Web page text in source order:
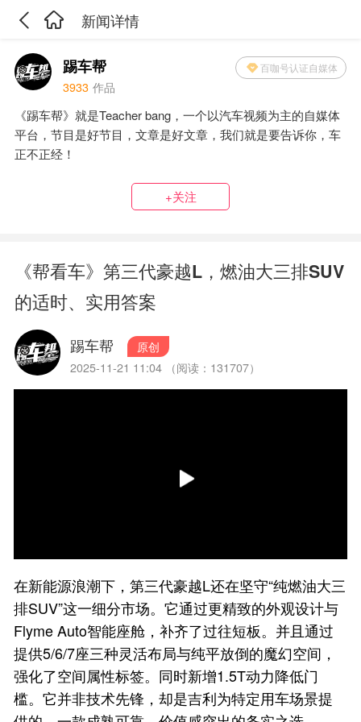
新闻详情
踢车帮 百咖号认证自媒体
3933 作品
《踢车帮》就是Teacher bang，一个以汽车视频为主的自媒体
平台，节目是好节目，文章是好文章，我们就是要告诉你，车
正不正经！
+关注
《帮看车》第三代豪越L，燃油大三排SUV
的适时、实用答案
踢车帮
原创
2025-11-21 11:04 （阅读：131707）
在新能源浪潮下，第三代豪越L还在坚守“纯燃油大三
排SUV”这一细分市场。它通过更精致的外观设计与
Flyme Auto智能座舱，补齐了过往短板。并且通过
提供5/6/7座三种灵活布局与纯平放倒的魔幻空间，
强化了空间属性标签。同时新增1.5T动力降低门
槛。它并非技术先锋，却是吉利为特定用车场景提